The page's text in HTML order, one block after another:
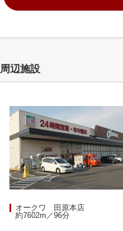
周辺施設
オークワ 田原本店
約7602m／96分